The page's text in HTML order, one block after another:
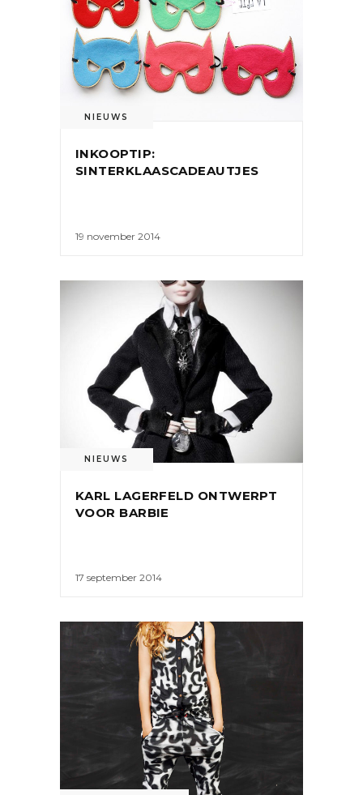
NIEUWS
INKOOPTIP:
SINTERKLAASCADEAUTJES
19 november 2014
NIEUWS
KARL LAGERFELD ONTWERPT
VOOR BARBIE
17 september 2014